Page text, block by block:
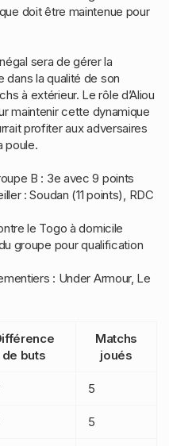
doit être maintenue pour
sera de gérer la
dans la qualité de son
à extérieur. Le rôle d’Aliou
maintenir cette dynamique
profiter aux adversaires
poule.
B : 3e avec 9 points
: Soudan (11 points), RDC
le Togo à domicile
groupe pour qualification
: Under Armour, Le
de buts
Matchs
joués
5
5